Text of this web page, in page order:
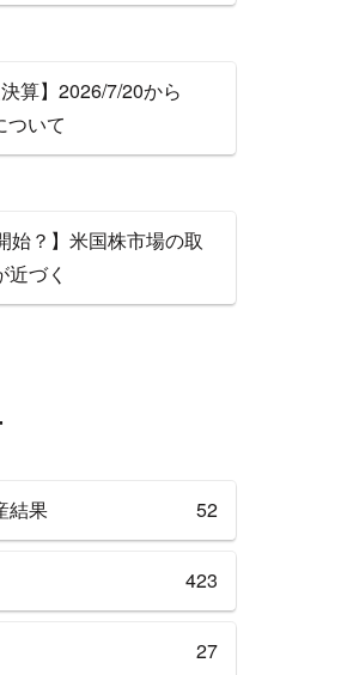
決算】2026/7/20から
ついて
始？】米国株市場の取
づく
結果 52
423
27